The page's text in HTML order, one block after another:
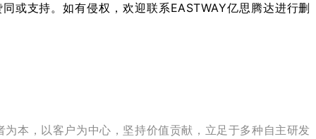
或支持。如有侵权，欢迎联系EASTWAY亿思腾达进行删
本，以客户为中心，坚持价值贡献，立足于多种自主研发